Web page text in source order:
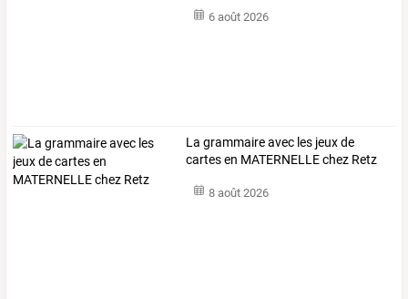
6 août 2026
La grammaire avec les jeux de
cartes en MATERNELLE chez Retz
8 août 2026